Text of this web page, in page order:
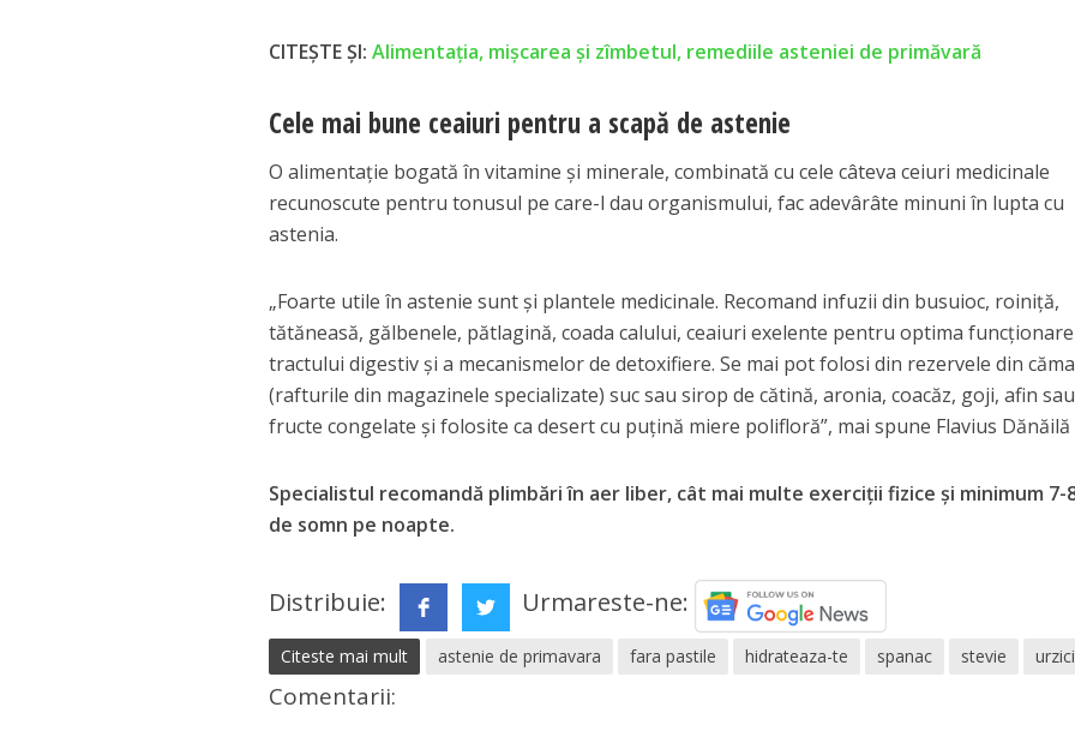
CITEȘTE ȘI:Alimentația, mișcarea și zîmbetul, remediile asteniei de primăvară
Cele mai bune ceaiuri pentru a scapă de astenie
O alimentaţie bogată în vitamine şi minerale, combinată cu cele câteva ceiuri medicinale
recunoscute pentru tonusul pe care-l dau organismului, fac adevârâte minuni în lupta cu
astenia.
„Foarte utile în astenie sunt şi plantele medicinale. Recomand infuzii din busuioc, roiniţă,
tătăneasă, gălbenele, pătlagină, coada calului, ceaiuri exelente pentru optima
tractului digestiv şi a mecanismelor de detoxifiere. Se mai pot folosi din rezervele din
(rafturile din magazinele specializate) suc sau sirop de cătină, aronia, coacăz, goji, afin sau
fructe congelate şi folosite ca desert cu puţină miere polifloră”, mai spune Flavius Dănăilă
Specialistul recomandă plimbări în aer liber, cât mai multe exerciţii fizice şi minimum 7-
de somn pe noapte.
Distribuie: Urmareste-ne:
Citeste mai mult astenie de primavara fara pastile hidrateaza-te spanac stevie urzici
Comentarii: